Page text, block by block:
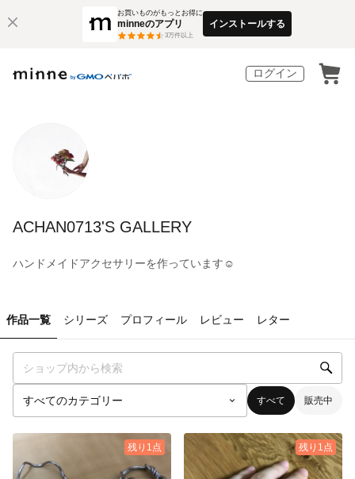
お買いものがもっとお得に
minneのアプリ
3万件以上
インストールする
ログイン
ACHAN0713'S GALLERY
ハンドメイドアクセサリーを作っています☺︎
作品一覧 シリーズ プロフィール レビュー レター
すべて 販売中
残り1点 残り1点